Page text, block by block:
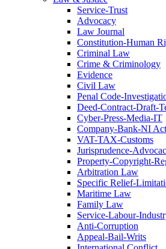
Service-Trust
Advocacy
Law Journal
Constitution-Human
Criminal Law
Crime & Criminology
Evidence
Civil Law
Penal Code-
Deed-Contract-Draft-
Cyber-Press-Media-IT
Company-Bank-NI
VAT-TAX-Customs
Jurisprudence-
Property-Copyright-
Arbitration Law
Specific Relief-
Maritime Law
Family Law
Service-Labour-
Anti-Corruption
Appeal-Bail-Writs